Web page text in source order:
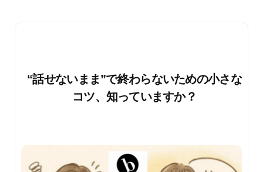
“話せないまま”で終わらないための小さな
コツ、知っていますか？